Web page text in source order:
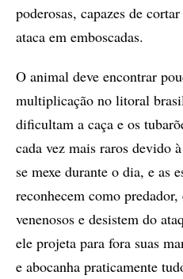
poderosas, capazes de
ataca em emboscadas.
O animal deve encontrar
multiplicação no litoral
dificultam a caça e os
cada vez mais raros devido
se mexe durante o dia, e as
reconhecem como
venenosos e desistem do
ele projeta para fora suas
e abocanha praticamente